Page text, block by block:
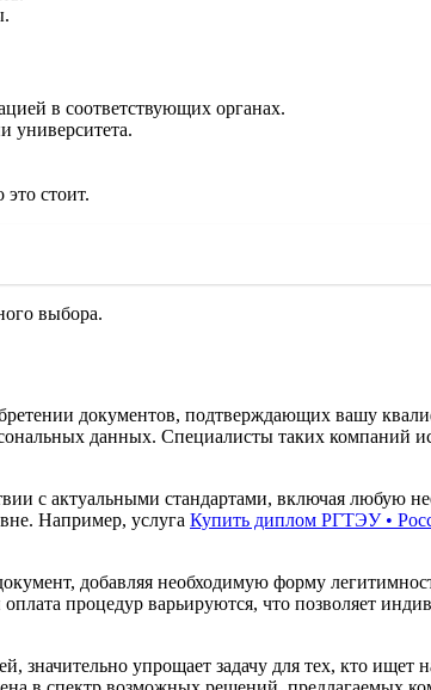
в соответствующих органах.
университета.
стоит.
выбора.
документов, подтверждающих вашу
данных. Специалисты таких компаний
с актуальными стандартами, включая любую
Например, услуга Купить диплом РГТЭУ •
добавляя необходимую форму
процедур варьируются, что позволяет
значительно упрощает задачу для тех, кто